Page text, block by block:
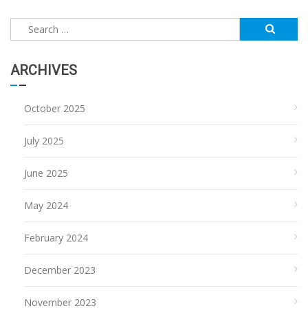
Search
for:
ARCHIVES
October 2025
July 2025
June 2025
May 2024
February 2024
December 2023
November 2023